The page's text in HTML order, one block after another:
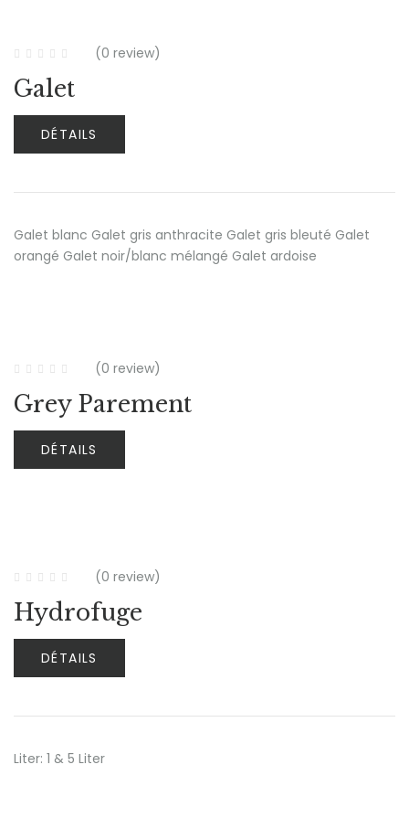
(0 review)
Galet
DÉTAILS
Galet blanc Galet gris anthracite Galet gris bleuté Galet
orangé Galet noir/blanc mélangé Galet ardoise
(0 review)
Grey Parement
DÉTAILS
(0 review)
Hydrofuge
DÉTAILS
Liter: 1 & 5 Liter